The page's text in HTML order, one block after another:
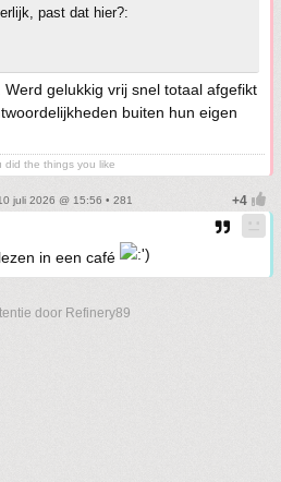
past dat hier?:
gelukkig vrij snel totaal afgefikt
buiten hun eigen
did the things you like
juli 2026 @ 15:56 • 281
in een café
door Refinery89